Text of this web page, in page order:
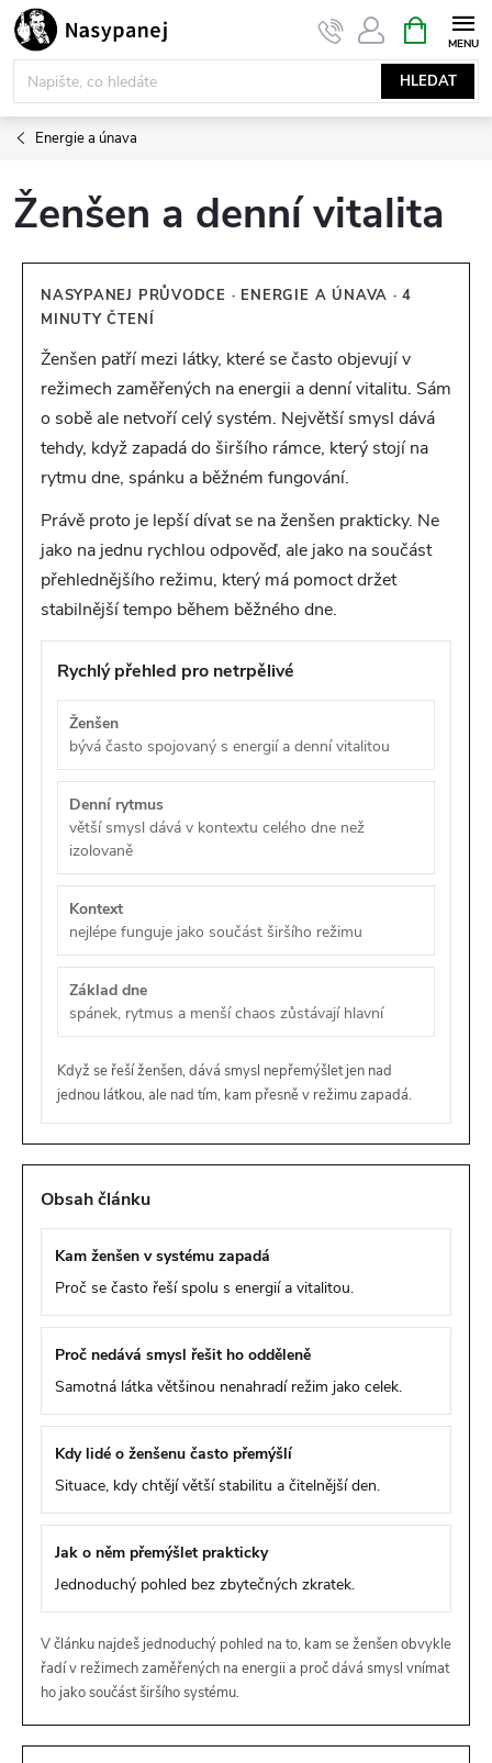
Přejít
na
obsah
HLEDAT
NÁKUPNÍ
KOŠÍK
Energie a únava
Ženšen a denní vitalita
NASYPANEJ PRŮVODCE · ENERGIE A ÚNAVA · 4
MINUTY ČTENÍ
Ženšen patří mezi látky, které se často objevují v
režimech zaměřených na energii a denní vitalitu. Sám
o sobě ale netvoří celý systém. Největší smysl dává
tehdy, když zapadá do širšího rámce, který stojí na
rytmu dne, spánku a běžném fungování.
Právě proto je lepší dívat se na ženšen prakticky. Ne
jako na jednu rychlou odpověď, ale jako na součást
přehlednějšího režimu, který má pomoct držet
stabilnější tempo během běžného dne.
Rychlý přehled pro netrpělivé
Ženšen
bývá často spojovaný s energií a denní vitalitou
Denní rytmus
větší smysl dává v kontextu celého dne než
izolovaně
Kontext
nejlépe funguje jako součást širšího režimu
Základ dne
spánek, rytmus a menší chaos zůstávají hlavní
Když se řeší ženšen, dává smysl nepřemýšlet jen nad
jednou látkou, ale nad tím, kam přesně v režimu zapadá.
Obsah článku
Kam ženšen v systému zapadá
Proč se často řeší spolu s energií a vitalitou.
Proč nedává smysl řešit ho odděleně
Samotná látka většinou nenahradí režim jako celek.
Kdy lidé o ženšenu často přemýšlí
Situace, kdy chtějí větší stabilitu a čitelnější den.
Jak o něm přemýšlet prakticky
Jednoduchý pohled bez zbytečných zkratek.
V článku najdeš jednoduchý pohled na to, kam se ženšen obvykle
řadí v režimech zaměřených na energii a proč dává smysl vnímat
ho jako součást širšího systému.